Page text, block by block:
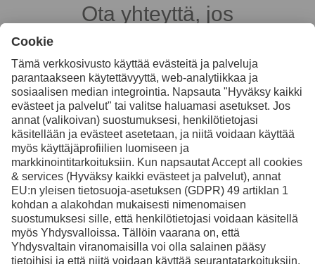
Ota yhteyttä, jos
Ota yhteyttä
Facebook